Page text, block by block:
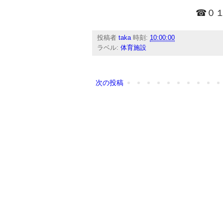
☎０１
投稿者 taka 時刻: 10:00:00
ラベル: 体育施設
次の投稿